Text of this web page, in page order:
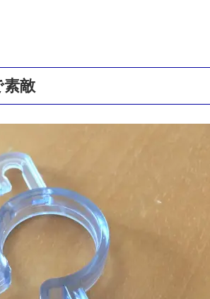
敵